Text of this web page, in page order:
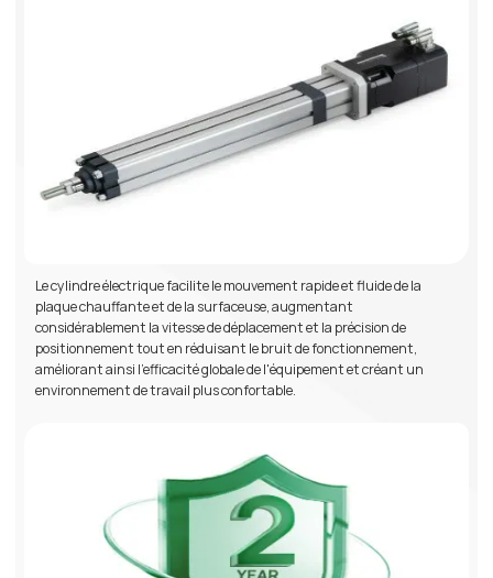
Le cylindre électrique facilite le mouvement rapide et fluide de la
plaque chauffante et de la surfaceuse, augmentant
considérablement la vitesse de déplacement et la précision de
positionnement tout en réduisant le bruit de fonctionnement,
améliorant ainsi l'efficacité globale de l'équipement et créant un
environnement de travail plus confortable.